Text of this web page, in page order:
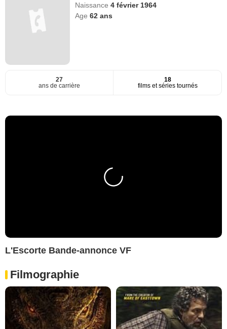
Naissance4 février 1964
Age62 ans
27
ans de carrière
18
films et séries tournés
L'Escorte Bande-annonce VF
Filmographie